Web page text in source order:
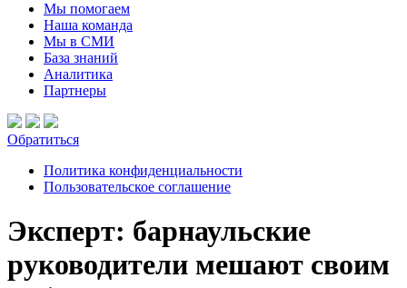
Мы помогаем
Наша команда
Мы в СМИ
База знаний
Аналитика
Партнеры
Обратиться
Политика конфиденциальности
Пользовательское соглашение
Эксперт: барнаульские
руководители мешают своим